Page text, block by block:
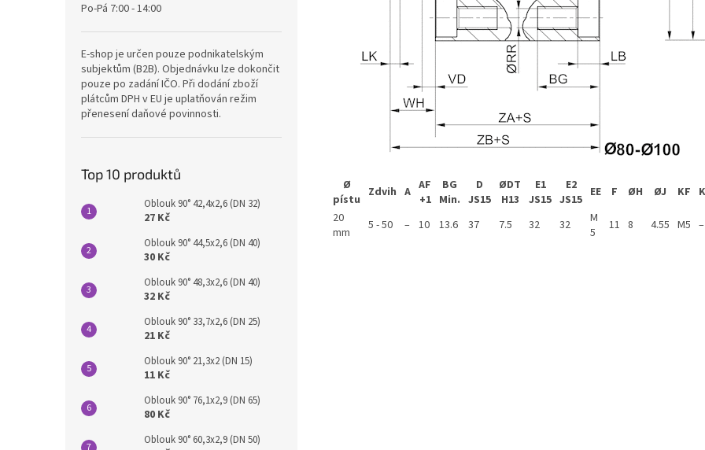
Po-Pá 7:00 - 14:00
E-shop je určen pouze podnikatelským
subjektům (B2B). Objednávku lze dokončit
pouze po zadání IČO. Při dodání zboží
plátcům DPH v EU je uplatňován režim
přenesení daňové povinnosti.
Top 10 produktů
Oblouk 90° 42,4x2,6 (DN 32)
27 Kč
Oblouk 90° 44,5x2,6 (DN 40)
30 Kč
Oblouk 90° 48,3x2,6 (DN 40)
32 Kč
Oblouk 90° 33,7x2,6 (DN 25)
21 Kč
Oblouk 90° 21,3x2 (DN 15)
11 Kč
Oblouk 90° 76,1x2,9 (DN 65)
80 Kč
Oblouk 90° 60,3x2,9 (DN 50)
Ø
pístu Zdvih A AF
+1
BG
Min.
D
JS15
ØDT
H13
E1
JS15
E2
JS15 EE F ØH ØJ KF
20
mm
5 - 50 – 10 13.6 37 7.5 32 32
M
5
11 8 4.55 M5 –